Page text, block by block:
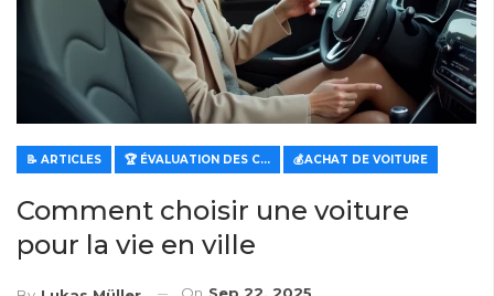
📝 ARTICLES 🏆 ÉVALUATION DES CARACTÉRISTIQUES ET DE LA VALEUR 💰ACHAT DE VOITURE
Comment choisir une voiture
pour la vie en ville